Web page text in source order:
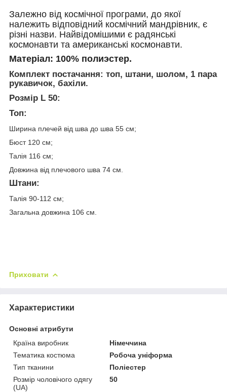
Залежно від космічної програми, до якої
належить відповідний космічний мандрівник, є
різні назви. Найвідомішими є радянські
космонавти та американські космонавти.
Матеріал: 100% полиэстер.
Комплект постачання: топ, штани, шолом, 1 пара
рукавичок, бахіли.
Розмір L 50:
Топ:
Ширина плечей від шва до шва 55 см;
Бюст 120 см;
Талія 116 см;
Довжина від плечового шва 74 см.
Штани:
Талія 90-112 см;
Загальна довжина 106 см.
Приховати
Характеристики
Основні атрибути
Країна виробник
Німеччина
Тематика костюма
Робоча уніформа
Тип тканини
Поліестер
Розмір чоловічого одягу
(UA)
50